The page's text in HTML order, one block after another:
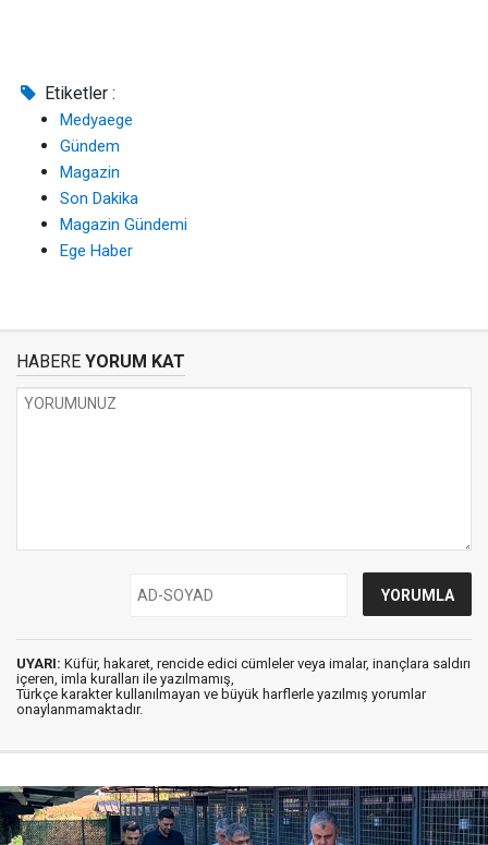
Etiketler :
Medyaege
Gündem
Magazin
Son Dakika
Magazin Gündemi
Ege Haber
HABERE YORUM KAT
UYARI: Küfür, hakaret, rencide edici cümleler veya imalar, inançlara saldırı
içeren, imla kuralları ile yazılmamış,
Türkçe karakter kullanılmayan ve büyük harflerle yazılmış yorumlar
onaylanmamaktadır.